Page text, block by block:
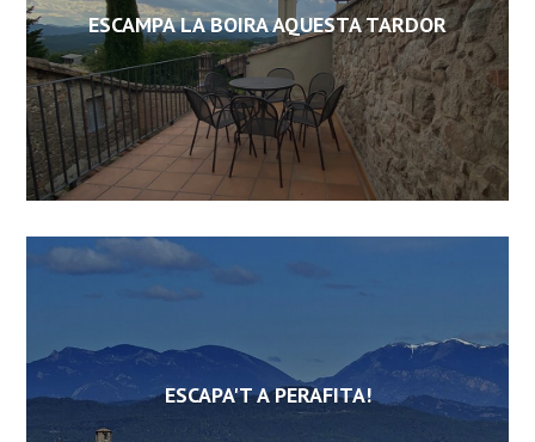
ESCAMPA LA BOIRA AQUESTA TARDOR
ESCAPA'T A PERAFITA!